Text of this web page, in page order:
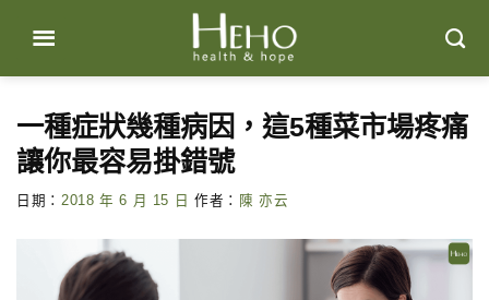
content
一種症狀幾種病因，這5種菜市場疼痛
讓你最容易掛錯號
日期： 2018 年 6 月 15 日 作者： 陳 亦云